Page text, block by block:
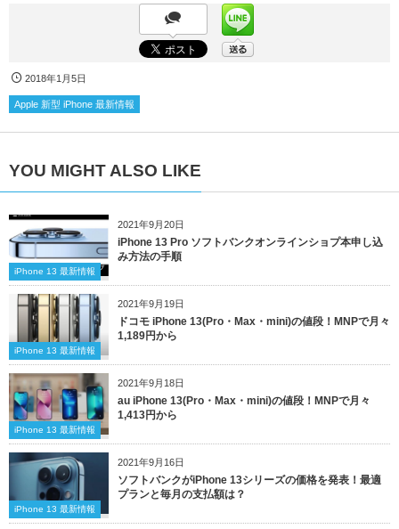
2018年1月5日
Apple 新型 iPhone 最新情報
YOU MIGHT ALSO LIKE
2021年9月20日
iPhone 13 最新情報
iPhone 13 Pro ソフトバンクオンラインショプ本申し込
み方法の手順
2021年9月19日
iPhone 13 最新情報
ドコモ iPhone 13(Pro・Max・mini)の値段！MNPで月々
1,189円から
2021年9月18日
iPhone 13 最新情報
au iPhone 13(Pro・Max・mini)の値段！MNPで月々
1,413円から
2021年9月16日
iPhone 13 最新情報
ソフトバンクがiPhone 13シリーズの価格を発表！最適
プランと毎月の支払額は？